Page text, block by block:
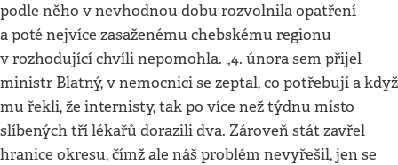
podle něho v nevhodnou dobu rozvolnila opatření
a poté nejvíce zasaženému chebskému regionu
v rozhodující chvíli nepomohla. „4. února sem přijel
ministr Blatný, v nemocnici se zeptal, co potřebují a když
mu řekli, že internisty, tak po více než týdnu místo
slíbených tří lékařů dorazili dva. Zároveň stát zavřel
hranice okresu, čímž ale náš problém nevyřešil, jen se